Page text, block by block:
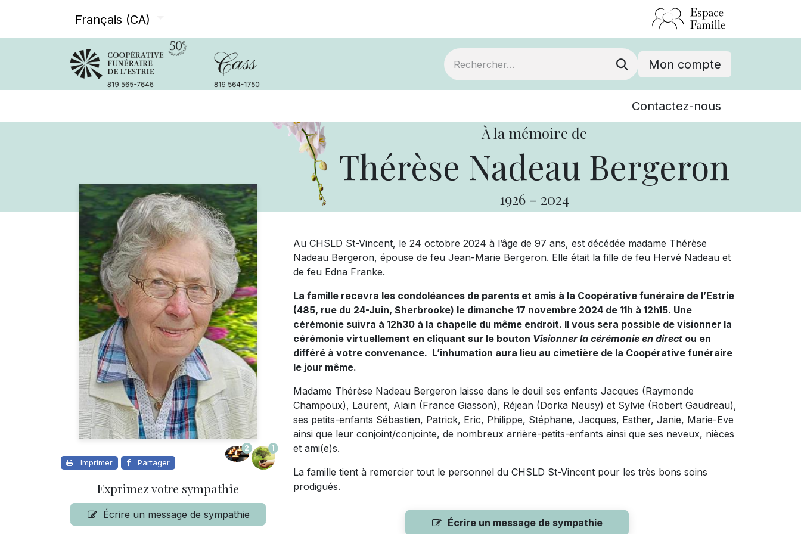
Français (CA)
Mon compte
Événements
Contactez-nous
À la mémoire de
Thérèse Nadeau Bergeron
1926 - 2024
Imprimer Partager
2 1
Exprimez votre sympathie
Écrire un message de sympathie
Au CHSLD St-Vincent, le 24 octobre 2024 à l’âge de 97 ans, est décédée madame Thérèse
Nadeau Bergeron, épouse de feu Jean-Marie Bergeron. Elle était la fille de feu Hervé Nadeau et
de feu Edna Franke.
La famille recevra les condoléances de parents et amis à la Coopérative funéraire de l’Estrie
(485, rue du 24-Juin, Sherbrooke) le dimanche 17 novembre 2024 de 11h à 12h15. Une
cérémonie suivra à 12h30 à la chapelle du même endroit. Il vous sera possible de visionner la
cérémonie virtuellement en cliquant sur le bouton Visionner la cérémonie en direct ou en
différé à votre convenance. L’inhumation aura lieu au cimetière de la Coopérative funéraire
le jour même.
Madame Thérèse Nadeau Bergeron laisse dans le deuil ses enfants Jacques (Raymonde
Champoux), Laurent, Alain (France Giasson), Réjean (Dorka Neusy) et Sylvie (Robert Gaudreau),
ses petits-enfants Sébastien, Patrick, Eric, Philippe, Stéphane, Jacques, Esther, Janie, Marie-Eve
ainsi que leur conjoint/conjointe, de nombreux arrière-petits-enfants ainsi que ses neveux, nièces
et ami(e)s.
La famille tient à remercier tout le personnel du CHSLD St-Vincent pour les très bons soins
prodigués.
Écrire un message de sympathie